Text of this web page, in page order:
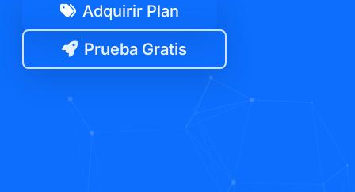
Adquirir Plan
Prueba Gratis